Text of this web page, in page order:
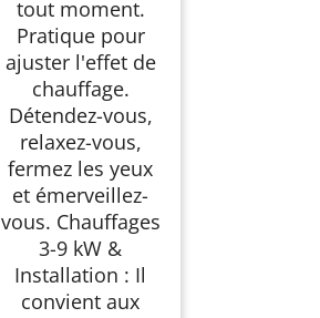
tout moment.
Pratique pour
ajuster l'effet de
chauffage.
Détendez-vous,
relaxez-vous,
fermez les yeux
et émerveillez-
vous. Chauffages
3-9 kW &
Installation : Il
convient aux